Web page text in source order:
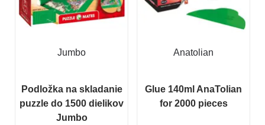
Jumbo
Podložka na skladanie
puzzle do 1500 dielikov
Jumbo
Anatolian
Glue 140ml AnaTolian
for 2000 pieces